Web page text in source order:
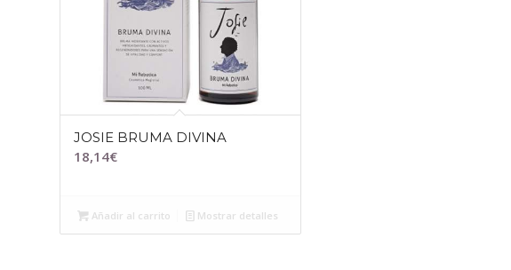
JOSIE BRUMA DIVINA
18,14€
Añadir al carrito Mostrar detalles